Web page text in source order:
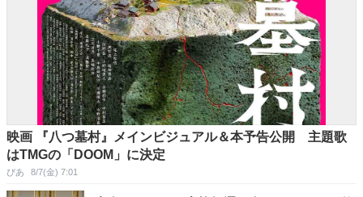
映画 『八つ墓村』メインビジュアル＆本予告公開 主題歌
はTMGの「DOOM」に決定
ぴあ 8/7(金) 7:01